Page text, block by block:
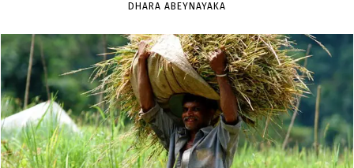
DHARA ABEYNAYAKA